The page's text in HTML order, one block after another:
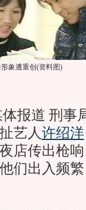
象遭重创(资料图)
道 刑事
艺人许绍洋
店传出枪
们出入频